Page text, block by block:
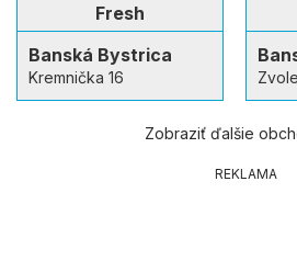
Fresh
Banská Bystrica
Kremnička 16
Zobraziť ďalšie
REKLAMA